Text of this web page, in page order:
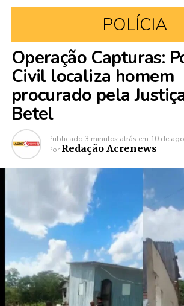
POLÍCIA
Operação Capturas:
Civil localiza homem
procurado pela
Betel
Publicado 3 minutos atrás em 10 de
Por Redação Acrenews